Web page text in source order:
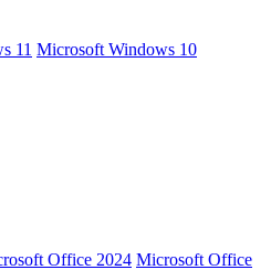
11 Microsoft Windows 10
Office 2024 Microsoft Office